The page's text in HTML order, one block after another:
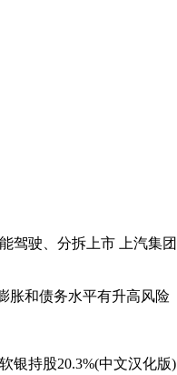
驾驶、分拆上市 上汽集团
胀和债务水平有升高风险
银持股20.3%(中文汉化版)